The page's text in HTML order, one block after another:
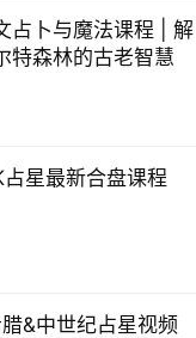
占卜与魔法课程 | 解
特森林的古老智慧
占星最新合盘课程
世纪占‮视星‬频